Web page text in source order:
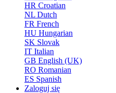
HR Croatian
NL Dutch
FR French
HU Hungarian
SK Slovak
IT Italian
GB English (UK)
RO Romanian
ES Spanish
Zaloguj się